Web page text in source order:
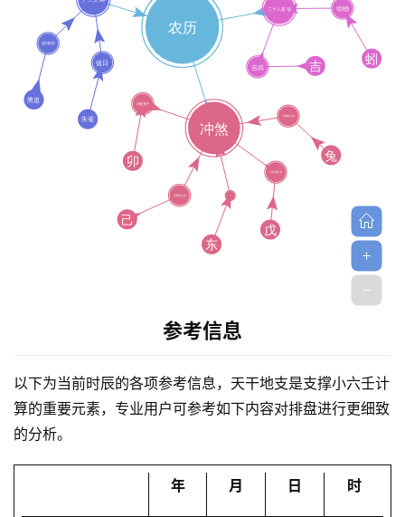
历
参考信息
以下为当前时辰的各项参考信息，天干地支是支撑小六壬计
算的重要元素，专业用户可参考如下内容对排盘进行更细致
的分析。
年 月 日 时